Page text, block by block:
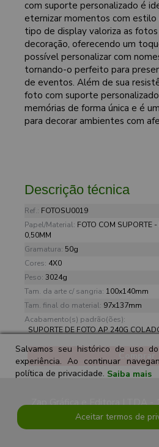
com suporte personalizado é
eternizar momentos com estilo
tipo de display valoriza as
decoração, oferecendo um
possível personalizar com
tornando-o perfeito para
de eventos. Além de sua
foto com suporte
memórias de forma única e é
para decorar ambientes com
Descrição técnica
Ref.: FOTOSU0019
Papel/Material: FOTO COM SUPORTE
0,50MM
Gramatura: 50g
Cores: 4X0
Peso: 3024g
Tam. da arte c/ sangria: 100x140mm
Tam. final do material: 97x137mm
Acabamento(s) padrão(ões):
SUPORTE DE FOTO AP 240G
Comprar
Zap Gráfica e Editora LTDA -
Salvamos seu histórico de uso
experiência. Ao continuar
política de privacidade. Saiba mais
Aceitar termos de